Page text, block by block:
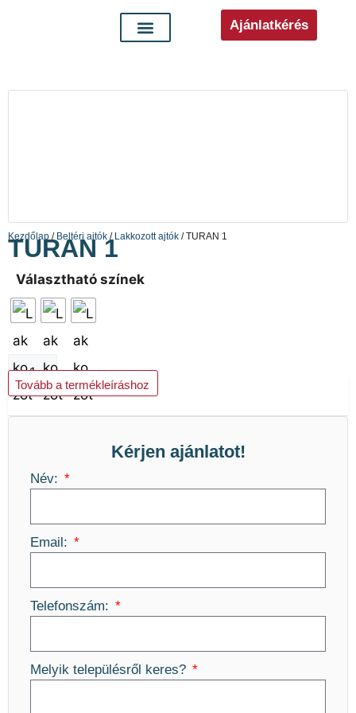
Ajánlatkérés
Kezdőlap / Beltéri ajtók / Lakkozott ajtók / TURAN 1
TURAN 1
Választható színek
Kosárba teszem
Tovább a termékleíráshoz
Kérjen ajánlatot!
Név:
Email:
Telefonszám:
Melyik településről keres?